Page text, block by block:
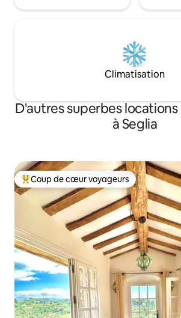
Climatisation
D'autres superbes
à Seglia
Coup de cœur voyageurs parmi les plus
Coup de cœur voyageurs